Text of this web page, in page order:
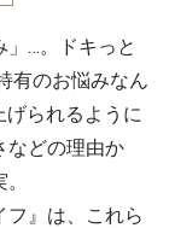
」…。ドキっと
有のお悩みなん
られるように
などの理由か
』は、これら